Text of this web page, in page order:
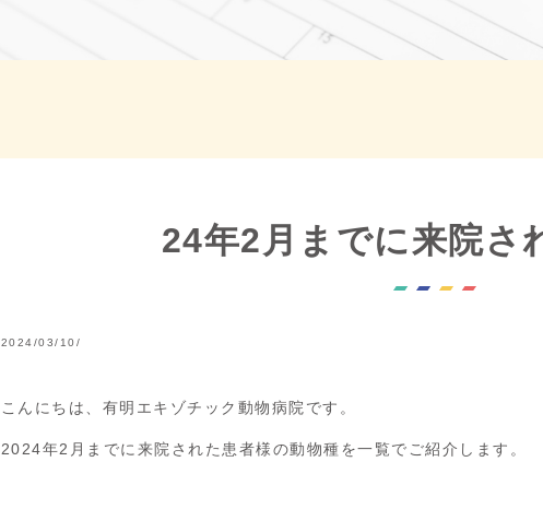
24年2月までに来院さ
2024/03/10/
こんにちは、有明エキゾチック動物病院です。
2024年2月までに来院された患者様の動物種を一覧でご紹介します。